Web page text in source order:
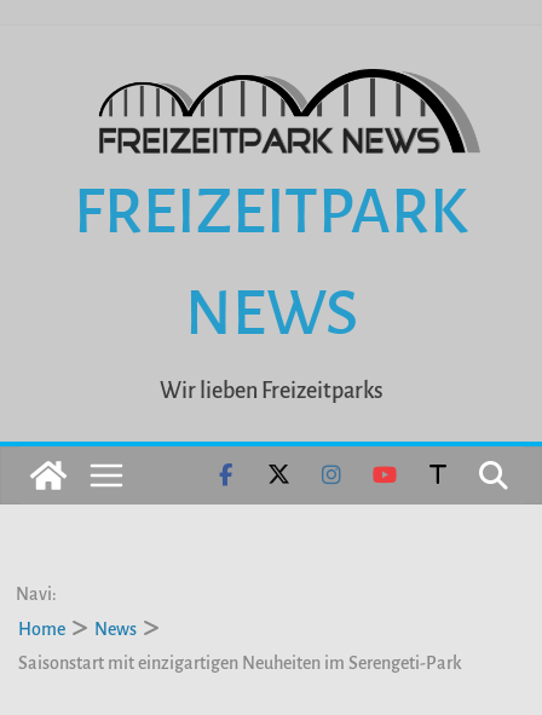
FREIZEITPARK
NEWS
Wir lieben Freizeitparks
Navi:
Home
News
Saisonstart mit einzigartigen Neuheiten im Serengeti-Park